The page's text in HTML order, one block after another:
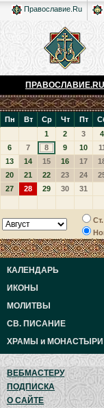
Православие.Ru
ПРАВОСЛАВИЕ.RU
Пн Вт Ср Чт Пт
1
2 3 4
6
7 8 9 10
13
14 15 16 17
20
21 22 23 24
27
28 29 30 31
Ст.
КАЛЕНДАРЬ
ИКОНЫ
МОЛИТВЫ
СВ. ПИСАНИЕ
ХРАМЫ и МОНАСТЫРИ
ВЕБМАСТЕРУ
ПОДПИСКА
О САЙТЕ